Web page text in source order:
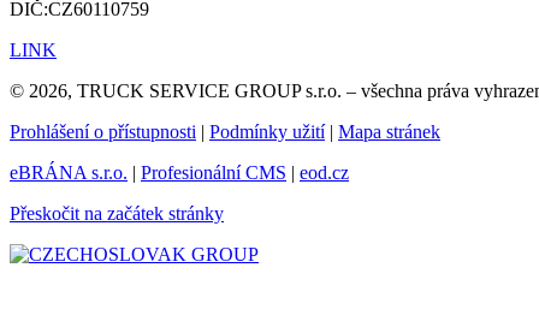
DIČ:CZ60110759
LINK
© 2026, TRUCK SERVICE GROUP s.r.o. – všechna práva
Prohlášení o přístupnosti | Podmínky užití| Mapa stránek
eBRÁNA s.r.o. | Profesionální CMS | eod.cz
Přeskočit na začátek stránky